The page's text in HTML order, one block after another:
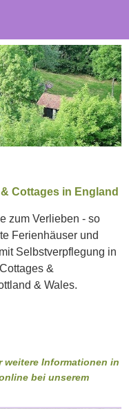
Cottages in England
zum Verlieben - so
Ferienhäuser und
Selbstverpflegung in
&
& Wales.
weitere Informationen in
bei unserem